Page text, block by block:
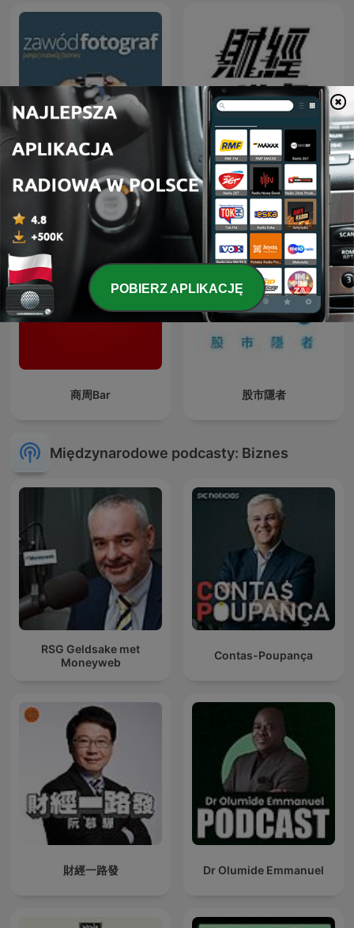
Zawód Fotograf 游庭皓的財經皓角
商周Bar 股市隱者
Międzynarodowe podcasty: Biznes
RSG Geldsake met
Moneyweb
Contas-Poupança
財經一路發 Dr Olumide Emmanuel
POBIERZ APLIKACJĘ